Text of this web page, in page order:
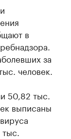
в
за
человек.
50,82 тыс.
выписаны
тыс.